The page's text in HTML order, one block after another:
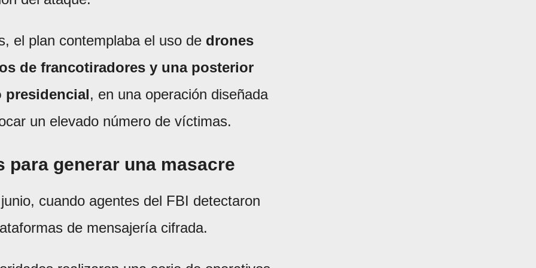
el plan contemplaba el uso de drones
de francotiradores y una posterior
presidencial, en una operación diseñada
un elevado número de víctimas.
para generar una masacre
cuando agentes del FBI detectaron
de mensajería cifrada.